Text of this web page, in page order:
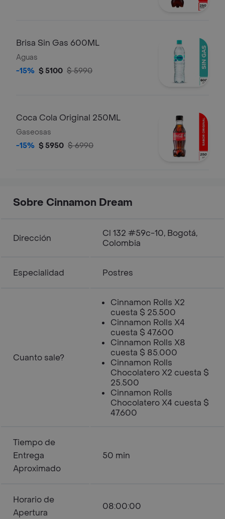
Brisa Sin Gas 600ML
Aguas
-15% $ 5100 $ 5990
Coca Cola Original 250ML
Gaseosas
-15% $ 5950 $ 6990
Sobre Cinnamon Dream
Dirección
Cl 132 #59c-10, Bogotá,
Colombia
Especialidad Postres
Cuanto sale?
Cinnamon Rolls X2
cuesta $ 25.500
Cinnamon Rolls X4
cuesta $ 47.600
Cinnamon Rolls X8
cuesta $ 85.000
Cinnamon Rolls
Chocolatero X2 cuesta $
25.500
Cinnamon Rolls
Chocolatero X4 cuesta $
47.600
Tiempo de
Entrega
Aproximado
50 min
Horario de
Apertura
08:00:00